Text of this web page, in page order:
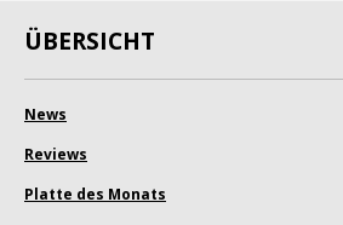
ÜBERSICHT
News
Reviews
Platte des Monats